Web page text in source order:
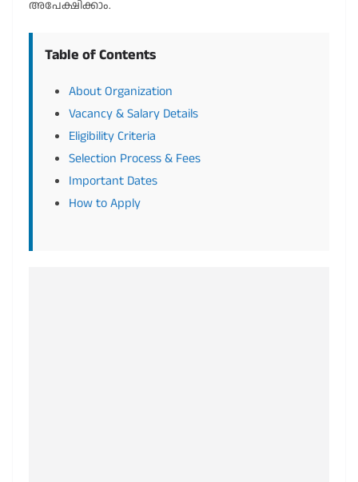
അപേക്ഷിക്കാം.
Table of Contents
About Organization
Vacancy & Salary Details
Eligibility Criteria
Selection Process & Fees
Important Dates
How to Apply